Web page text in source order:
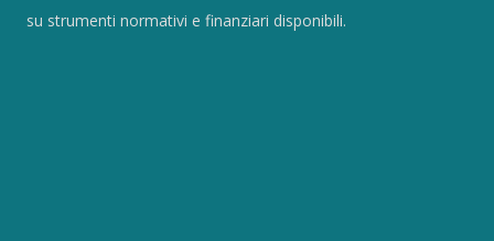
su strumenti normativi e finanziari disponibili.